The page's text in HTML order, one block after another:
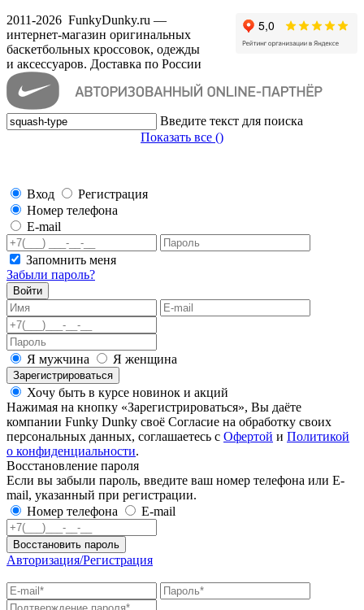
2011-2026 FunkyDunky.ru —
интернет-магазин оригинальных
баскетбольных кроссовок, одежды
и аксессуаров. Доставка по России
Введите текст для поиска
Показать все ()
Вход
Регистрация
Номер телефона
E-mail
Запомнить меня
Забыли пароль?
Войти
Я мужчина Я женщина
Зарегистрироваться
Хочу быть в курсе новинок и акций
Нажимая на кнопку «Зарегистрироваться», Вы даёте
компании Funky Dunky своё Согласие на обработку своих
персональных данных, соглашаетесь с Офертой и Политикой
о конфиденциальности.
Восстановление пароля
Если вы забыли пароль, введите ваш номер телефона или E-
mail, указанный при регистрации.
Номер телефона
E-mail
Восстановить пароль
Авторизация/Регистрация